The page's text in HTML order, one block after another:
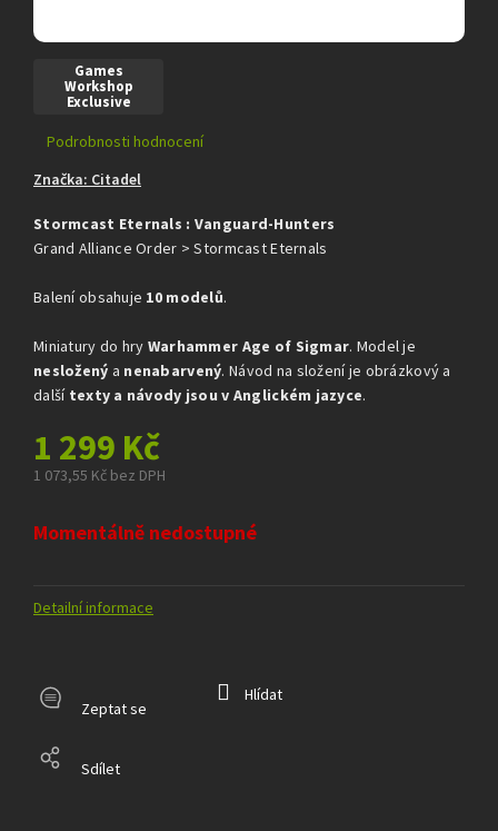
Games
Workshop
Exclusive
Průměrné
produktu
0,0
z
hvězdiček.
Podrobnosti hodnocení
Značka: Citadel
Stormcast Eternals : Vanguard-Hunters
Grand Alliance Order > Stormcast Eternals
Balení obsahuje 10 modelů.
Miniatury do hry Warhammer Age of Sigmar. Model je
nesložený a nenabarvený. Návod na složení je obrázkový a
další texty a návody jsou v Anglickém jazyce.
1 299 Kč
1 073,55 Kč bez DPH
cena:
Momentálně nedostupné
Detailní informace
Zeptat se
Hlídat
Sdílet